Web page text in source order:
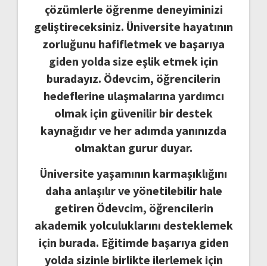
çözümlerle öğrenme deneyiminizi
geliştireceksiniz. Üniversite hayatının
zorluğunu hafifletmek ve başarıya
giden yolda size eşlik etmek için
buradayız. Ödevcim, öğrencilerin
hedeflerine ulaşmalarına yardımcı
olmak için güvenilir bir destek
kaynağıdır ve her adımda yanınızda
olmaktan gurur duyar.
Üniversite yaşamının karmaşıklığını
daha anlaşılır ve yönetilebilir hale
getiren Ödevcim, öğrencilerin
akademik yolculuklarını desteklemek
için burada. Eğitimde başarıya giden
yolda sizinle birlikte ilerlemek için